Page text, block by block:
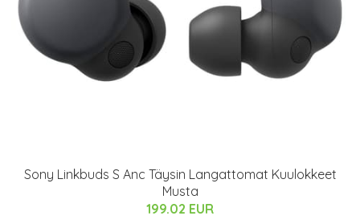
Sony Linkbuds S Anc Täysin Langattomat Kuulokkeet
Musta
199.02 EUR